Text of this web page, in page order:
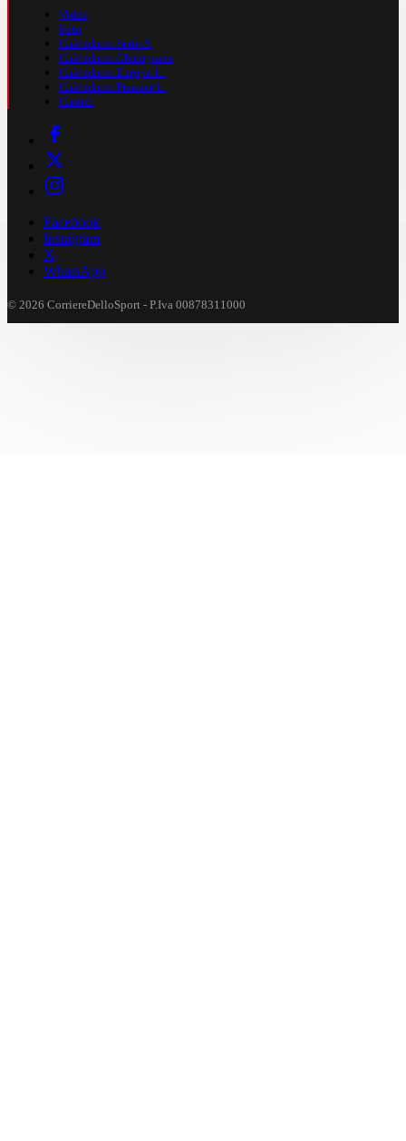
Video
Foto
Calendario Serie A
Calendario Champions
Calendario Europa L.
Calendario Premier L.
Casinò
Facebook
Instagram
X
WhatsApp
© 2026 CorriereDelloSport - P.Iva 00878311000